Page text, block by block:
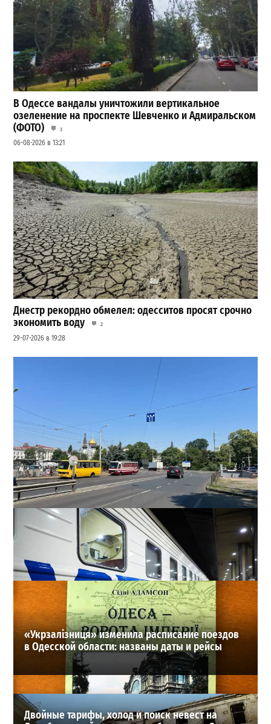
В Одессе вандалы уничтожили вертикальное
озеленение на проспекте Шевченко и Адмиральском
(ФОТО)
3
06-08-2026 в 13:21
Днестр рекордно обмелел: одесситов просят срочно
экономить воду
2
29-07-2026 в 19:28
В Одессе на Среднефонтанской изменили схему
движения: что важно знать водителям
08-08-2026 в 09:29
ВИБОР РЕДАКЦИИ
«Укрзалізниця» изменила расписание поездов
в Одесской области: названы даты и рейсы
Двойные тарифы, холод и поиск невест на